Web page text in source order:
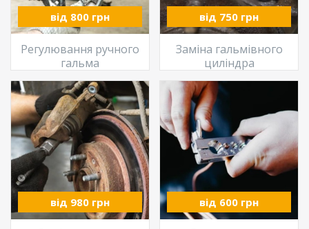
від 800 грн
Регулювання ручного
гальма
від 750 грн
Заміна гальмівного
циліндра
від 980 грн від 600 грн